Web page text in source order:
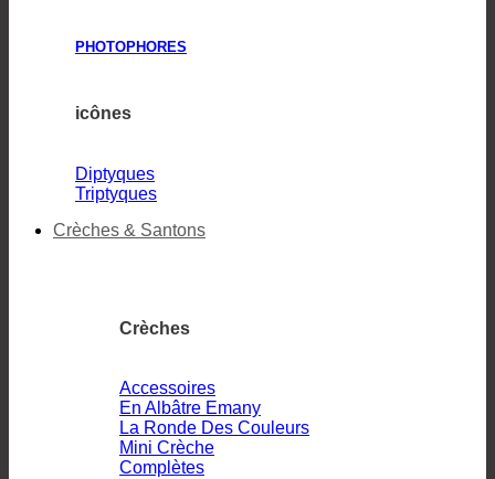
PHOTOPHORES
icônes
Diptyques
Triptyques
Crèches & Santons
Crèches
Accessoires
En Albâtre Emany
La Ronde Des Couleurs
Mini Crèche
Complètes